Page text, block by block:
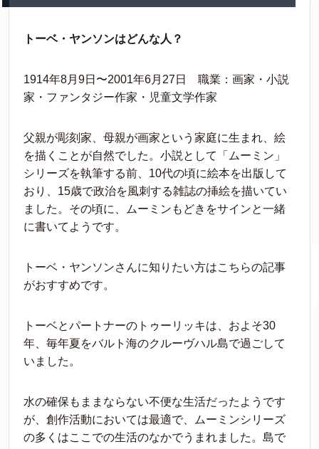
トーベ・ヤンソンはどんな人？
1914年8月9日〜2001年6月27日 職業：画家・小説
家・ファンタジー作家・児童文学作家
父親が彫刻家、母親が画家という家庭に生まれ、絵
を描くことが自然でした。小説として「ムーミン」
シリーズを執筆する前、10代の頃に絵本を出版して
おり、15歳で政治を風刺する雑誌の挿絵を描いてい
ました。その頃に、ムーミンもどきをサインと一緒
に書いてようです。
トーベ・ヤンソンさんに知りたい方はこちらの記事
がおすすめです。
トーベとパートナーのトゥーリッキは、およそ30
年、毎年夏をバルト海のクルーヴハル島で過ごして
いました。
水の確保もままならない不便な生活だったようです
が、創作活動においては最適で、ムーミンシリーズ
の多くはここでの生活のなかでうまれました。島で